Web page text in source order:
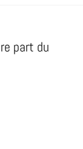
part du